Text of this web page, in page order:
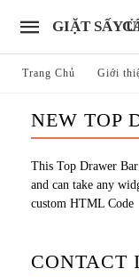
GIẶT
Trang Chủ Giới
NEW TOP
This Top Drawer
and can take any
custom HTML Code
CONTACT